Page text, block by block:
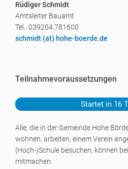
Rüdiger Schmidt
Amtsleiter Bauamt
Tel.: 039204 781600
schmidt (at) hohe-boerde.de
Teilnahmevoraussetzungen
Startet in 16
Alle, die in der Gemeinde Hohe
wohnen, arbeiten, einem Verein
(Hoch-)Schule besuchen, können
mitmachen.